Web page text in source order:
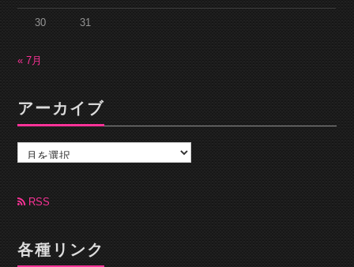
30 31
« 7月
アーカイブ
カ
ブ RSS
各種リンク